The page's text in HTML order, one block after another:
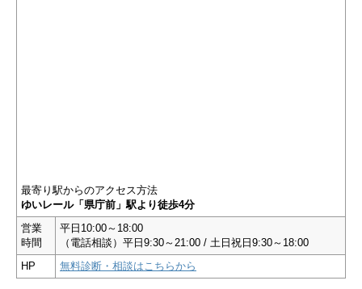
最寄り駅からのアクセス方法
ゆいレール「県庁前」駅より徒歩4分
営業
時間
平日10:00～18:00
（電話相談）平日9:30～21:00 / 土日祝日9:30～18:00
HP
無料診断・相談はこちらから